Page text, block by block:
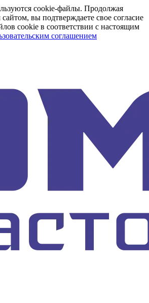
cookie-файлы. Продолжая
вы подтверждаете свое согласие
cookie в соответствии с настоящим
соглашением